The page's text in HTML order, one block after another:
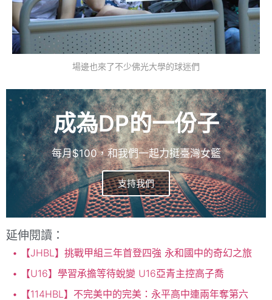
場邊也來了不少佛光大學的球迷們
成為DP的一份子
每月$100，和我們一起力挺臺灣女籃
支持我們
延伸閱讀：
【JHBL】挑戰甲組三年首登四強 永和國中的奇幻之旅
【U16】學習承擔等待蛻變 U16亞青主控高子喬
【114HBL】不完美中的完美：永平高中連兩年奪第六